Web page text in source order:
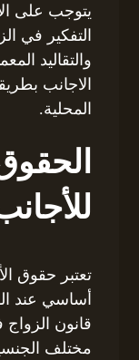
يتوجب على
التفكير في
والتقاليد
الاجانب
المحلية.
تعتبر حقوق
أساسي عند
قانون الزواج
مختلف